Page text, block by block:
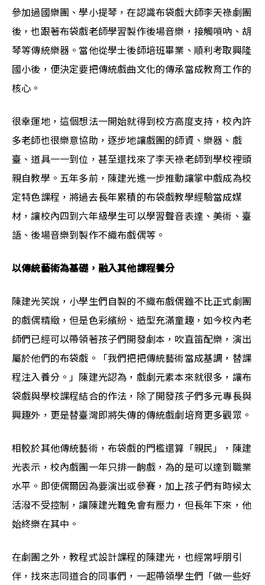
參加過國樂團、學小提琴，在認識布袋戲大師李天祿劇團
後，也跟著布袋戲老師學習製作後場音樂，接觸嗩吶、胡
琴等傳統樂器。當他從學士後師培班畢業、順利考取興隆
國小後，便決定要把傳統戲曲文化的傳承當成教育工作的
核心。
很幸運地，這個想法一開始就得到校方高度支持，校內許
多老師也很樂意協助，逐步地讓戲團的師資、樂器、戲
臺、道具一一到位，甚至還找來了李天祿老師到學校裡頭
親自教學。五年多前，陳建光進一步推動讓掌中戲成為校
定特色課程，將過去長年累積的布袋戲教學經驗當成媒
材，讓校內四到六年級學生可以學習聲音表達、美術、臺
語、後場音樂到製作不織布戲偶等。
以傳統藝術為基礎，融入其他課程養分
陳建光笑說，小學生們自製的不織布戲偶雖不比正式劇團
的戲偶精緻，但是色彩繽紛、造型充滿童趣，如今校內老
師們已經可以帶領著孩子們開發劇本，吹直笛配樂，演出
屬於他們的布袋戲。「我們把把傳統藝術當成基調，替課
程注入養分。」陳建光認為，戲劇元素本來就很多，讓布
袋戲與學校課程結合的作法，除了開發孩子們多元專長與
興趣外，更是替臺灣即將失傳的傳統戲劇培育更多觀眾。
相較於其他傳統藝術，布袋戲的門檻還算「親民」，陳建
光表示，校內戲團一年只排一齣戲，為的是可以達到職業
水平。即使偶爾因為要演出或參賽，加上孩子們有時候太
活潑不受控制，讓陳建光難免會有壓力，但長年下來，他
始終樂在其中。
在劇團之外，教程式設計課程的陳建光，也經常呼朋引
伴，找來志同道合的同事們，一起帶領學生們「做一些好